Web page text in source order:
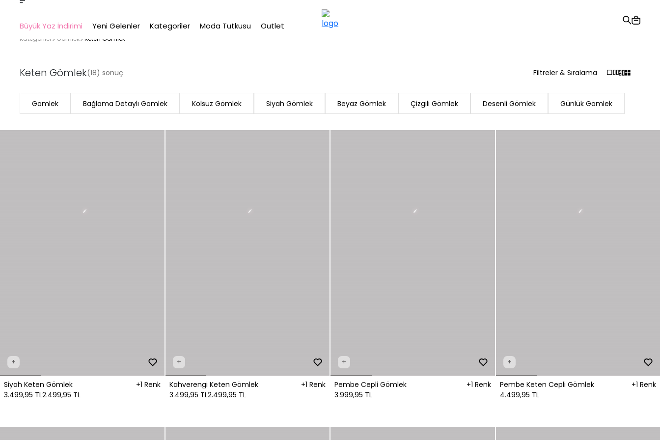
2500 TL üzeri ücretsiz kargo
Büyük Yaz İndirimi Yeni Gelenler Kategoriler Moda Tutkusu Outlet
Kategoriler Gömlek Keten Gömlek
Keten Gömlek(18) sonuç Filtreler & Sıralama
Gömlek Bağlama Detaylı Gömlek Kolsuz Gömlek Siyah Gömlek Beyaz Gömlek Çizgili Gömlek Desenli Gömlek Günlük Gömlek
+
Siyah Keten Gömlek
+1 Renk
3.499,95 TL2.499,95 TL
+
Kahverengi Keten Gömlek
+1 Renk
3.499,95 TL2.499,95 TL
+
Pembe Cepli Gömlek
+1 Renk
3.999,95 TL
+
Pembe Keten Cepli Gömlek
+1 Renk
4.499,95 TL